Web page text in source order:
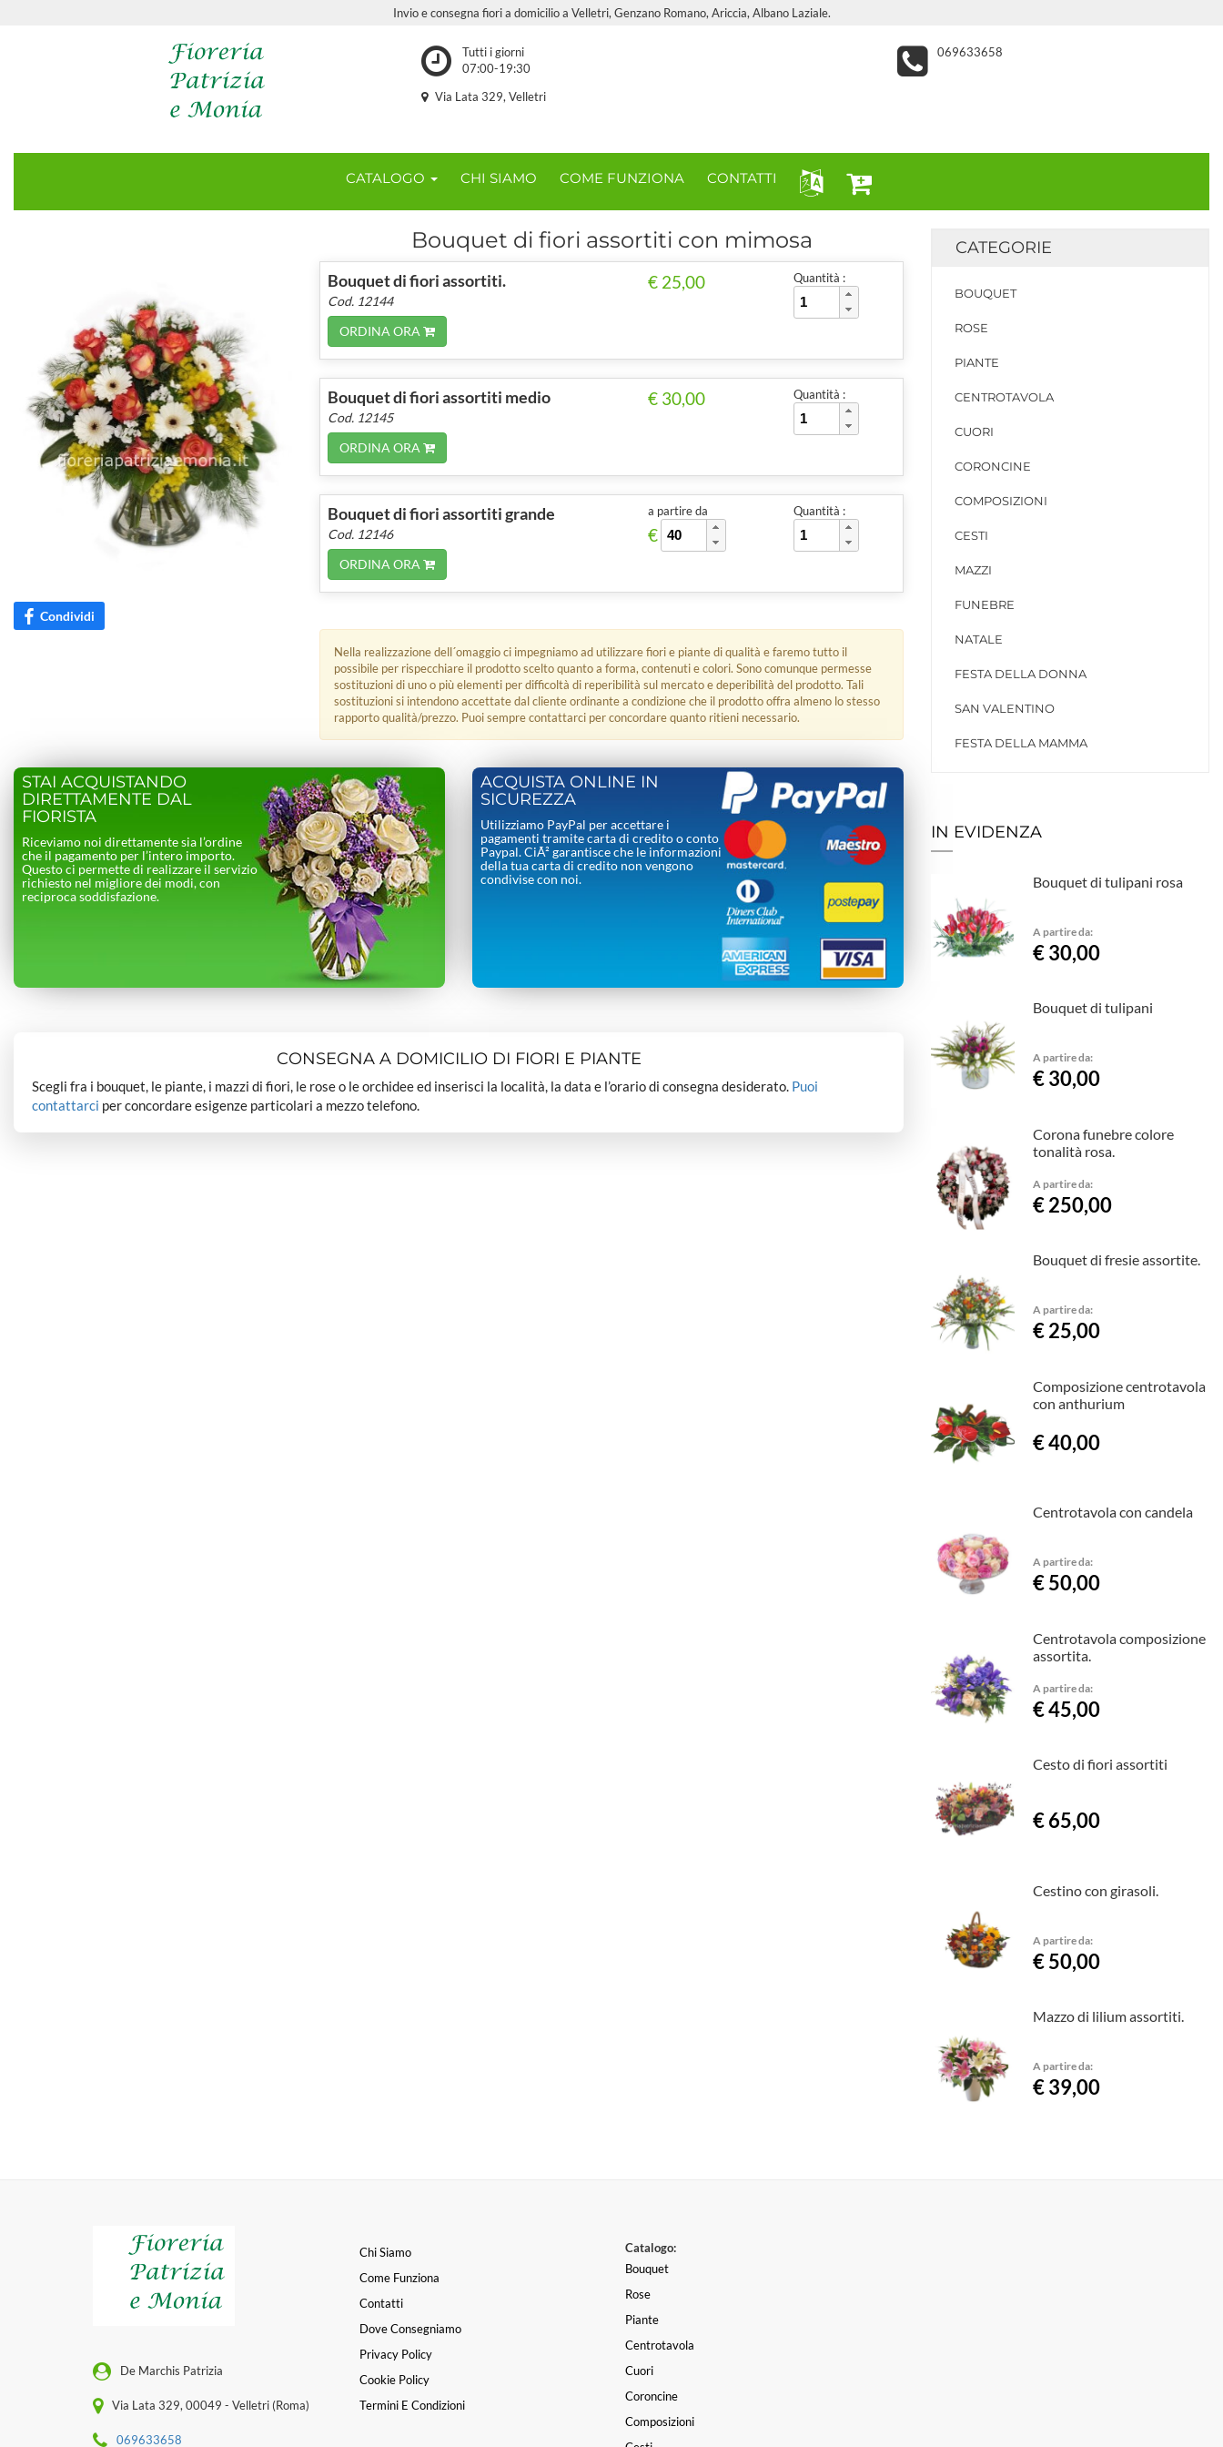
Invio e consegna fiori a domicilio a Velletri, Genzano Romano, Ariccia, Albano Laziale.
Tutti i giorni
07:00-19:30
069633658
Via Lata 329, Velletri
CATALOGO CHI SIAMO COME FUNZIONA CONTATTI
Condividi
Bouquet di fiori assortiti con mimosa
Bouquet di fiori assortiti.
Cod. 12144
ORDINA ORA
€ 25,00 Quantità :
Bouquet di fiori assortiti medio
Cod. 12145
ORDINA ORA
€ 30,00 Quantità :
Bouquet di fiori assortiti grande
Cod. 12146
ORDINA ORA
a partire da
€
Quantità :
Nella realizzazione dell´omaggio ci impegniamo ad utilizzare fiori e piante di qualità e faremo tutto il
possibile per rispecchiare il prodotto scelto quanto a forma, contenuti e colori. Sono comunque permesse
sostituzioni di uno o più elementi per difficoltà di reperibilità sul mercato e deperibilità del prodotto. Tali
sostituzioni si intendono accettate dal cliente ordinante a condizione che il prodotto offra almeno lo stesso
rapporto qualità/prezzo. Puoi sempre contattarci per concordare quanto ritieni necessario.
STAI ACQUISTANDO
DIRETTAMENTE DAL
FIORISTA
Riceviamo noi direttamente sia l’ordine
che il pagamento per l’intero importo.
Questo ci permette di realizzare il servizio
richiesto nel migliore dei modi, con
reciproca soddisfazione.
ACQUISTA ONLINE IN
SICUREZZA
Utilizziamo PayPal per accettare i
pagamenti tramite carta di credito o conto
Paypal. CiÃ² garantisce che le informazioni
della tua carta di credito non vengono
condivise con noi.
CONSEGNA A DOMICILIO DI FIORI E PIANTE
Scegli fra i bouquet, le piante, i mazzi di fiori, le rose o le orchidee ed inserisci la località, la data e l’orario di consegna desiderato. Puoi
contattarci per concordare esigenze particolari a mezzo telefono.
CATEGORIE
BOUQUET
ROSE
PIANTE
CENTROTAVOLA
CUORI
CORONCINE
COMPOSIZIONI
CESTI
MAZZI
FUNEBRE
NATALE
FESTA DELLA DONNA
SAN VALENTINO
FESTA DELLA MAMMA
IN EVIDENZA
Bouquet di tulipani rosa
A partire da:
€ 30,00
Bouquet di tulipani
A partire da:
€ 30,00
Corona funebre colore
tonalità rosa.
A partire da:
€ 250,00
Bouquet di fresie assortite.
A partire da:
€ 25,00
Composizione centrotavola
con anthurium
€ 40,00
Centrotavola con candela
A partire da:
€ 50,00
Centrotavola composizione
assortita.
A partire da:
€ 45,00
Cesto di fiori assortiti
€ 65,00
Cestino con girasoli.
A partire da:
€ 50,00
Mazzo di lilium assortiti.
A partire da:
€ 39,00
De Marchis Patrizia
Via Lata 329, 00049 - Velletri (Roma)
069633658
Chi Siamo
Come Funziona
Contatti
Dove Consegniamo
Privacy Policy
Cookie Policy
Termini E Condizioni
Catalogo:
Bouquet
Rose
Piante
Centrotavola
Cuori
Coroncine
Composizioni